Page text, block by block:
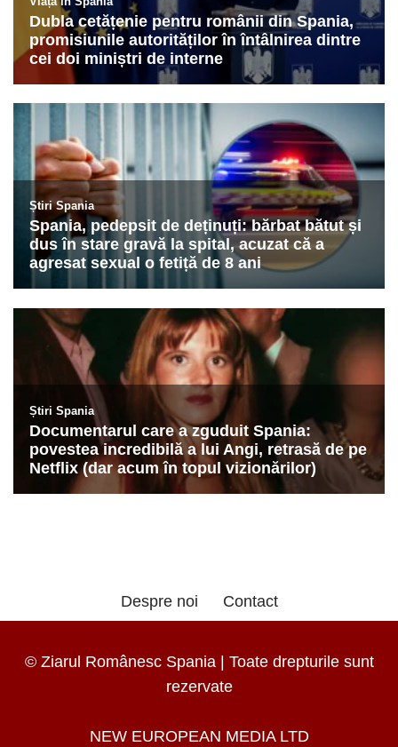
Despre noi Contact
© Ziarul Românesc Spania | Toate drepturile sunt
rezervate
NEW EUROPEAN MEDIA LTD